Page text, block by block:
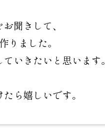
聞きして、
りました。
ていきたいと思います。
ら嬉しいです。